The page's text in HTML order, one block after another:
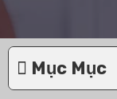
Mục Mục